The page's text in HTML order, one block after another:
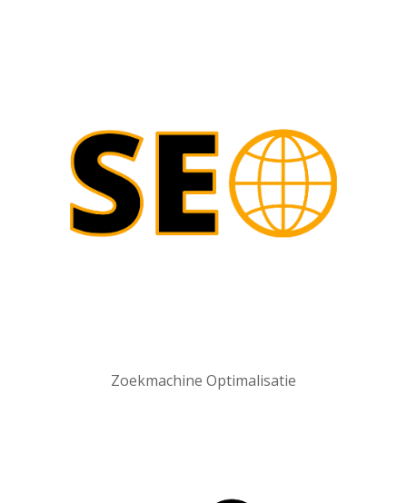
Zoekmachine Optimalisatie